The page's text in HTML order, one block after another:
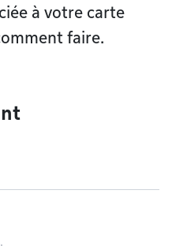
à votre carte
faire.